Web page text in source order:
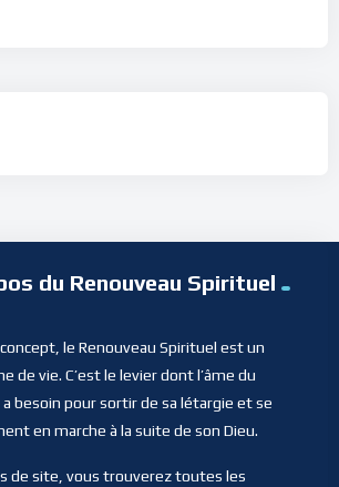
du Renouveau Spirituel
le Renouveau Spirituel est un
de vie. C’est le levier dont l’âme du
a besoin pour sortir de sa létargie et se
en marche à la suite de son Dieu.
de site, vous trouverez toutes les